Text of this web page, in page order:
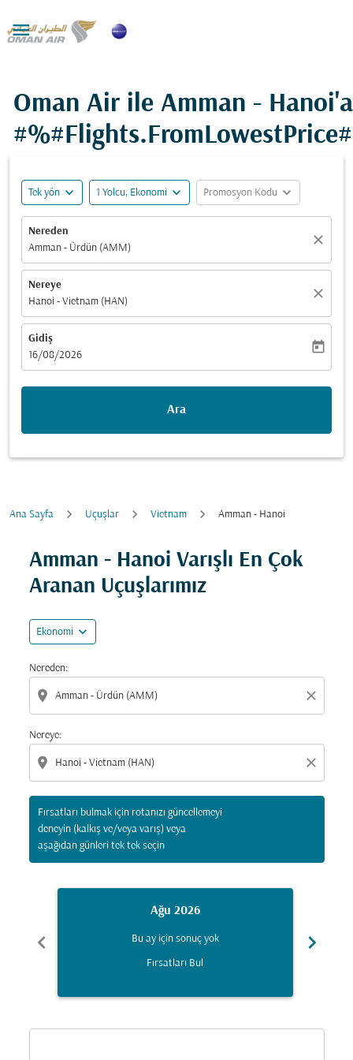

Oman Air ile Amman - Hanoi'a
Tek yön expand_more 1 Yolcu, Ekonomi expand_more Promosyon Kodu expand_more
Nereden
Amman - Ürdün (AMM)
close
Nereye
Hanoi - Vietnam (HAN)
close
Gidiş
fc-booking-departure-date-aria-label
16/08/2026
today
Ara
Ana Sayfa Uçuşlar Vietnam Amman - Hanoi
Amman - Hanoi Varışlı En Çok
Aranan Uçuşlarımız
Ekonomi expand_more
Nereden:
location_on close
Nereye:
location_on close
Fırsatları bulmak için rotanızı güncellemeyi
deneyin (kalkış ve/veya varış) veya
aşağıdan günleri tek tek seçin
Fırsatları bulmak için rotanızı güncellemeyi deneyin
chevron_left
Ağu 2026
Bu ay için sonuç yok
Fırsatları Bul
chevron_right